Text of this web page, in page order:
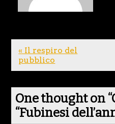
« Il respiro del
pubblico
One thought on “
“Fubinesi